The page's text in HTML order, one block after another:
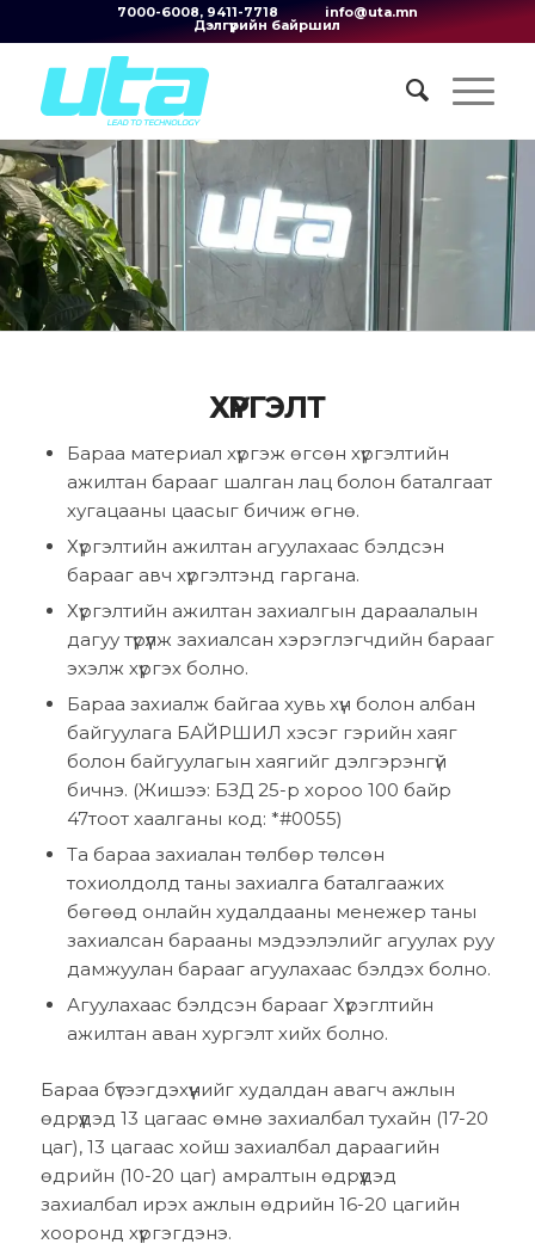
7000-6008, 9411-7718 info@uta.mn
Дэлгүүрийн байршил
ХҮРГЭЛТ
Бараа материал хүргэж өгсөн хүргэлтийн
ажилтан барааг шалган лац болон баталгаат
хугацааны цаасыг бичиж өгнө.
Хүргэлтийн ажилтан агуулахаас бэлдсэн
барааг авч хүргэлтэнд гаргана.
Хүргэлтийн ажилтан захиалгын дараалалын
дагуу түрүүлж захиалсан хэрэглэгчдийн барааг
эхэлж хүргэх болно.
Бараа захиалж байгаа хувь хүн болон албан
байгуулага БАЙРШИЛ хэсэг гэрийн хаяг
болон байгуулагын хаягийг дэлгэрэнгүй
бичнэ. (Жишээ: БЗД 25-р хороо 100 байр
47тоот хаалганы код: *#0055)
Та бараа захиалан төлбөр төлсөн
тохиолдолд таны захиалга баталгаажих
бөгөөд онлайн худалдааны менежер таны
захиалсан барааны мэдээлэлийг агуулах руу
дамжуулан барааг агуулахаас бэлдэх болно.
Агуулахаас бэлдсэн барааг Хүрэглтийн
ажилтан аван хургэлт хийх болно.
Бараа бүтээгдэхүүнийг худалдан авагч ажлын
өдрүүдэд 13 цагаас өмнө захиалбал тухайн (17-20
цаг), 13 цагаас хойш захиалбал дараагийн
өдрийн (10-20 цаг) амралтын өдрүүдэд
захиалбал ирэх ажлын өдрийн 16-20 цагийн
хооронд хүргэгдэнэ.